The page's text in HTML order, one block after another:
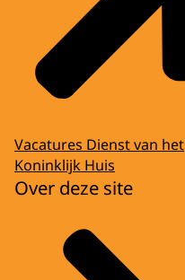
Vacatures Dienst van het
Koninklijk Huis
Over deze site